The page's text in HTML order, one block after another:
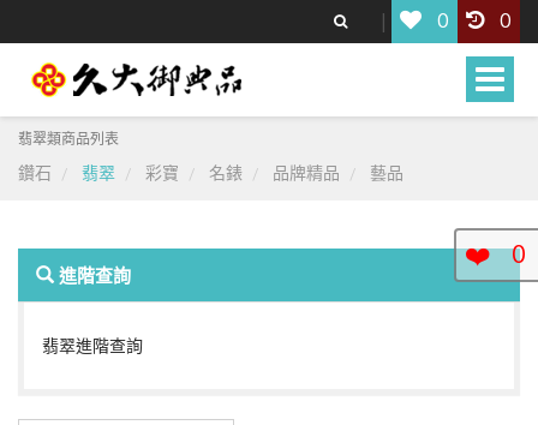
0 0
Toggle
翡翠類商品列表
鑽石 翡翠 彩寶 名錶 品牌精品 藝品
進階查詢
翡翠進階查詢
❤️ 0